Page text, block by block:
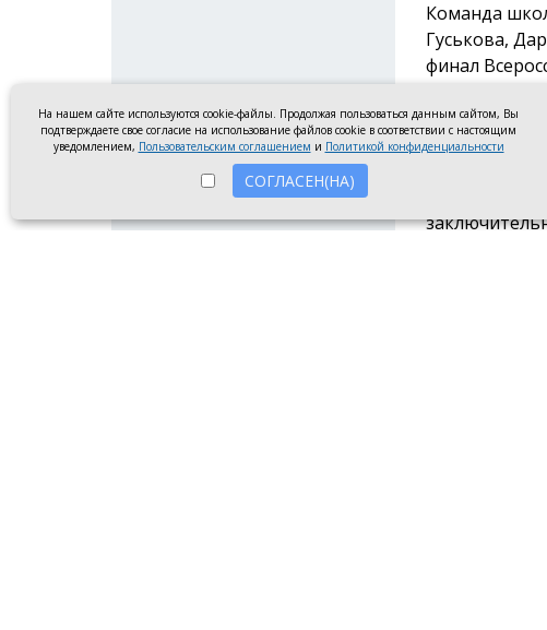
Команда
Гуськова,
финал
специальной
виртуальную
экспонатов
На нашем сайте используются cookie-файлы. Продолжая пользоваться данным сайтом, Вы
подтверждаете свое согласие на использование файлов cookie в соответствии с настоящим
уведомлением, Пользовательским соглашением и Политикой конфиденциальности
СОГЛАСЕН(НА)